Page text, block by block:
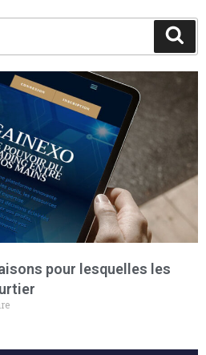
pour lesquelles les